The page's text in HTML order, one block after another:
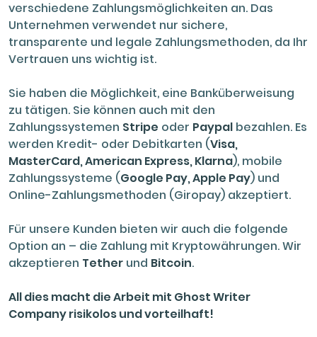
verschiedene Zahlungsmöglichkeiten an. Das
Unternehmen verwendet nur sichere,
transparente und legale Zahlungsmethoden, da Ihr
Vertrauen uns wichtig ist.
Sie haben die Möglichkeit, eine Banküberweisung
zu tätigen. Sie können auch mit den
Zahlungssystemen Stripe oder Paypal bezahlen. Es
werden Kredit- oder Debitkarten (Visa,
MasterCard, American Express, Klarna), mobile
Zahlungssysteme (Google Pay, Apple Pay) und
Online-Zahlungsmethoden (Giropay) akzeptiert.
Für unsere Kunden bieten wir auch die folgende
Option an – die Zahlung mit Kryptowährungen. Wir
akzeptieren Tether und Bitcoin.
All dies macht die Arbeit mit Ghost Writer
Company risikolos und vorteilhaft!